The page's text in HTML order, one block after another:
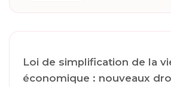
Loi de simplification de la
économique : nouveaux